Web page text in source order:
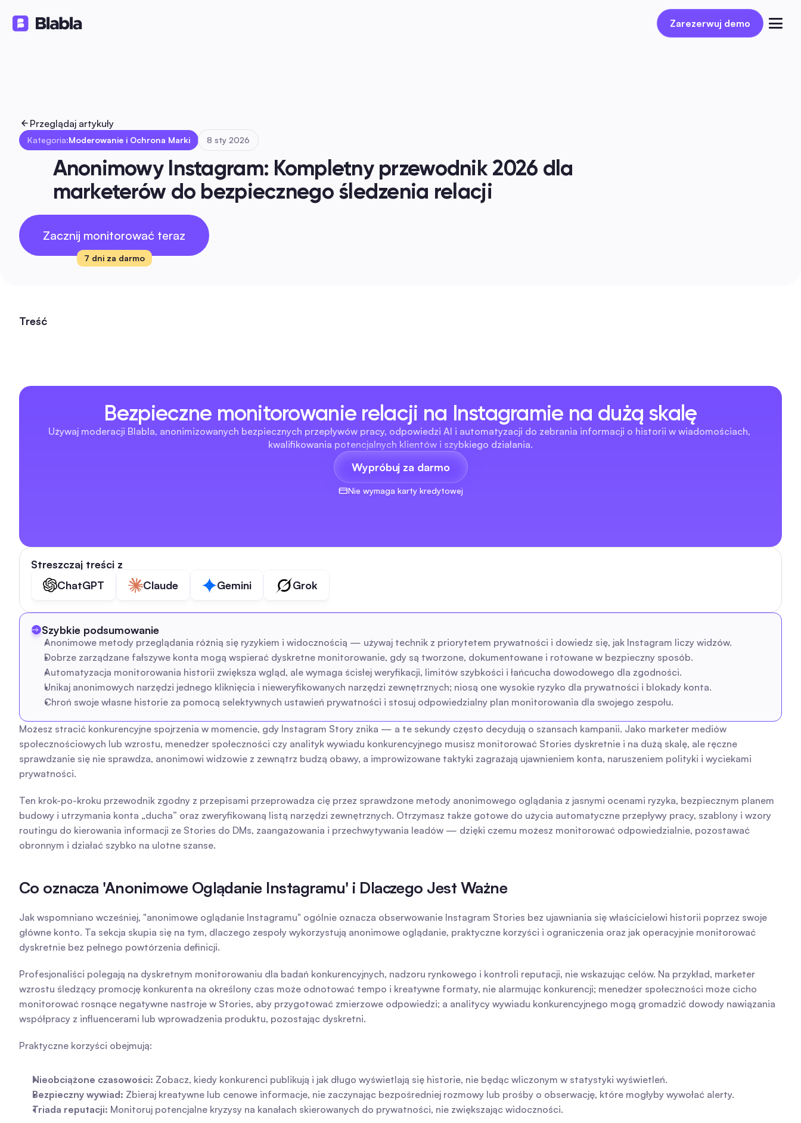
Zarezerwuj demo
Zarezerwuj demo
Przeglądaj artykuły
Kategoria:Moderowanie i Ochrona Marki 8 sty 2026
Anonimowy Instagram: Kompletny przewodnik 2026 dla
marketerów do bezpiecznego śledzenia relacji
Zacznij monitorować teraz
7 dni za darmo
Treść
Streszczaj treści z
ChatGPT
Claude Gemini Grok
Szybkie podsumowanie
Anonimowe metody przeglądania różnią się ryzykiem i widocznością — używaj technik z priorytetem prywatności i dowiedz się, jak Instagram liczy widzów.
Dobrze zarządzane fałszywe konta mogą wspierać dyskretne monitorowanie, gdy są tworzone, dokumentowane i rotowane w bezpieczny sposób.
Automatyzacja monitorowania historii zwiększa wgląd, ale wymaga ścisłej weryfikacji, limitów szybkości i łańcucha dowodowego dla zgodności.
Unikaj anonimowych narzędzi jednego kliknięcia i nieweryfikowanych narzędzi zewnętrznych; niosą one wysokie ryzyko dla prywatności i blokady konta.
Chroń swoje własne historie za pomocą selektywnych ustawień prywatności i stosuj odpowiedzialny plan monitorowania dla swojego zespołu.
Możesz stracić konkurencyjne spojrzenia w momencie, gdy Instagram Story znika — a te sekundy często decydują o szansach kampanii. Jako marketer mediów
społecznościowych lub wzrostu, menedżer społeczności czy analityk wywiadu konkurencyjnego musisz monitorować Stories dyskretnie i na dużą skalę, ale ręczne
sprawdzanie się nie sprawdza, anonimowi widzowie z zewnątrz budzą obawy, a improwizowane taktyki zagrażają ujawnieniem konta, naruszeniem polityki i wyciekami
prywatności.
Ten krok-po-kroku przewodnik zgodny z przepisami przeprowadza cię przez sprawdzone metody anonimowego oglądania z jasnymi ocenami ryzyka, bezpiecznym planem
budowy i utrzymania konta „ducha” oraz zweryfikowaną listą narzędzi zewnętrznych. Otrzymasz także gotowe do użycia automatyczne przepływy pracy, szablony i wzory
routingu do kierowania informacji ze Stories do DMs, zaangażowania i przechwytywania leadów — dzięki czemu możesz monitorować odpowiedzialnie, pozostawać
obronnym i działać szybko na ulotne szanse.
Co oznacza 'Anonimowe Oglądanie Instagramu' i Dlaczego Jest Ważne
Jak wspomniano wcześniej, "anonimowe oglądanie Instagramu" ogólnie oznacza obserwowanie Instagram Stories bez ujawniania się właścicielowi historii poprzez swoje
główne konto. Ta sekcja skupia się na tym, dlaczego zespoły wykorzystują anonimowe oglądanie, praktyczne korzyści i ograniczenia oraz jak operacyjnie monitorować
dyskretnie bez pełnego powtórzenia definicji.
Profesjonaliści polegają na dyskretnym monitorowaniu dla badań konkurencyjnych, nadzoru rynkowego i kontroli reputacji, nie wskazując celów. Na przykład, marketer
wzrostu śledzący promocję konkurenta na określony czas może odnotować tempo i kreatywne formaty, nie alarmując konkurencji; menedżer społeczności może cicho
monitorować rosnące negatywne nastroje w Stories, aby przygotować zmierzowe odpowiedzi; a analitycy wywiadu konkurencyjnego mogą gromadzić dowody nawiązania
współpracy z influencerami lub wprowadzenia produktu, pozostając dyskretni.
Praktyczne korzyści obejmują:
Nieobciążone czasowości: Zobacz, kiedy konkurenci publikują i jak długo wyświetlają się historie, nie będąc wliczonym w statystyki wyświetleń.
Bezpieczny wywiad: Zbieraj kreatywne lub cenowe informacje, nie zaczynając bezpośredniej rozmowy lub prośby o obserwację, które mogłyby wywołać alerty.
Triada reputacji: Monitoruj potencjalne kryzysy na kanałach skierowanych do prywatności, nie zwiększając widoczności.
Bezpieczne monitorowanie relacji na Instagramie na dużą skalę
Używaj moderacji Blabla, anonimizowanych bezpiecznych przepływów pracy, odpowiedzi AI i automatyzacji do zebrania informacji o historii w wiadomościach,
kwalifikowania potencjalnych klientów i szybkiego działania.
Wypróbuj za darmo
Nie wymaga karty kredytowej